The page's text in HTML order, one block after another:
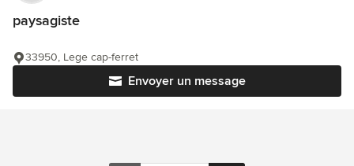
paysagiste
Envoyer un message
33950, Lege cap-ferret